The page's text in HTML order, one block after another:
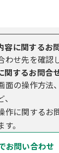
容に関するお
わせ先を確認
関するお問合
面の操作方法
作に関するお
。
お問い合わせ